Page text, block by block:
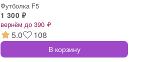
Футболка F5
1 300 ₽
вернём до 390 ₽
5.0 108
В корзину